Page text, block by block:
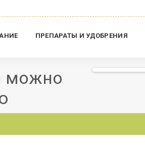
ПРЕПАРАТЫ И УДОБРЕНИЯ
можно